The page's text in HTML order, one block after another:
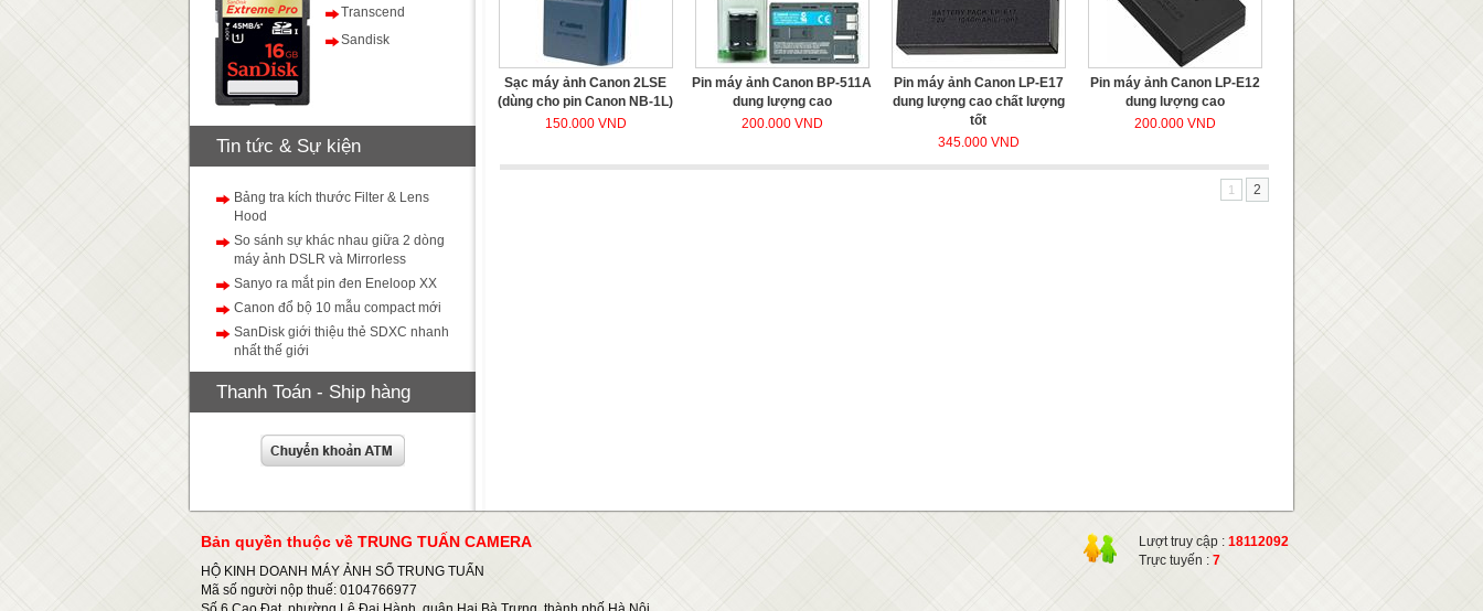
Transcend
Sandisk
Tin tức & Sự kiện
Bảng tra kích thước Filter & Lens
Hood
So sánh sự khác nhau giữa 2 dòng
máy ảnh DSLR và Mirrorless
Sanyo ra mắt pin đen Eneloop XX
Canon đổ bộ 10 mẫu compact mới
SanDisk giới thiệu thẻ SDXC nhanh
nhất thế giới
Thanh Toán - Ship hàng
Sạc máy ảnh Canon 2LSE
(dùng cho pin Canon NB-1L)
150.000 VND
Pin máy ảnh Canon BP-511A
dung lượng cao
200.000 VND
Pin máy ảnh Canon LP-E17
dung lượng cao chất lượng
tốt
345.000 VND
Pin máy ảnh Canon LP-E12
dung lượng cao
200.000 VND
1 2
Bản quyền thuộc về TRUNG TUẤN CAMERA
HỘ KINH DOANH MÁY ẢNH SỐ TRUNG TUẤN
Mã số người nộp thuế: 0104766977
Lượt truy cập : 18112092
Trực tuyến : 7